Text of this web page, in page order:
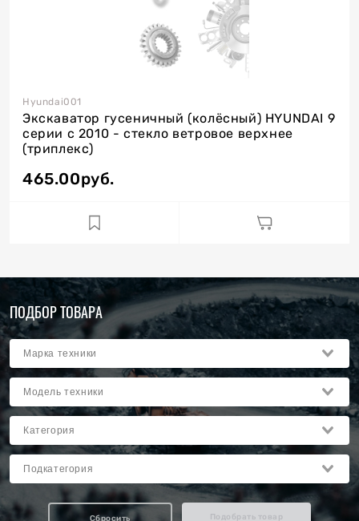
Hyundai001
Экскаватор гусеничный (колёсный) HYUNDAI 9
серии с 2010 - стекло ветровое верхнее
(триплекс)
465.00руб.
ПОДБОР ТОВАРА
Сбросить Подобрать товар